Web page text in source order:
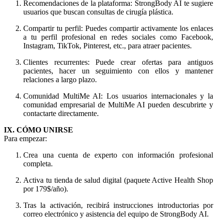
Recomendaciones de la plataforma: StrongBody AI te sugiere
usuarios que buscan consultas de cirugía plástica.
Compartir tu perfil: Puedes compartir activamente los enlaces
a tu perfil profesional en redes sociales como Facebook,
Instagram, TikTok, Pinterest, etc., para atraer pacientes.
Clientes recurrentes: Puede crear ofertas para antiguos
pacientes, hacer un seguimiento con ellos y mantener
relaciones a largo plazo.
Comunidad MultiMe AI: Los usuarios internacionales y la
comunidad empresarial de MultiMe AI pueden descubrirte y
contactarte directamente.
IX. CÓMO UNIRSE
Para empezar:
Crea una cuenta de experto con información profesional
completa.
Activa tu tienda de salud digital (paquete Active Health Shop
por 179$/año).
Tras la activación, recibirá instrucciones introductorias por
correo electrónico y asistencia del equipo de StrongBody AI.